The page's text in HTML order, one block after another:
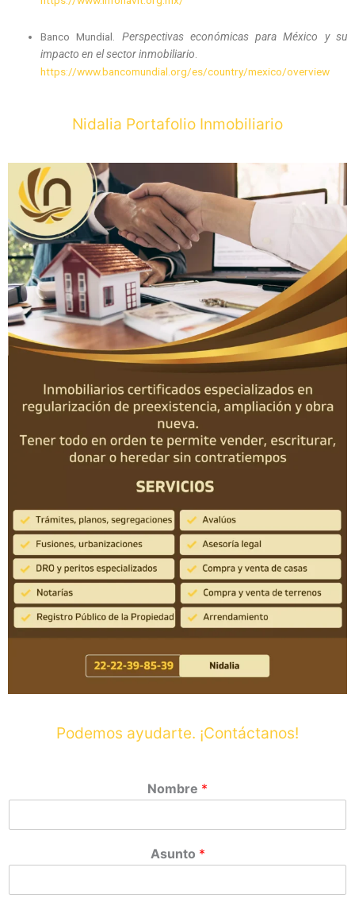
Banco Mundial. Perspectivas económicas para México y su
impacto en el sector inmobiliario
https://www.bancomundial.org/es/country/mexico/overview
Nidalia Portafolio Inmobiliario
Podemos ayudarte. ¡Contáctanos!
Nombre *
Asunto *